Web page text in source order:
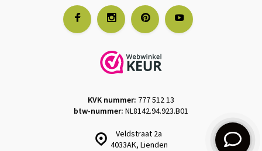
Veldstraat 2a
4033AK, Lienden
KVK nummer: 777 512 13
btw-nummer: NL8142.94.923.B01